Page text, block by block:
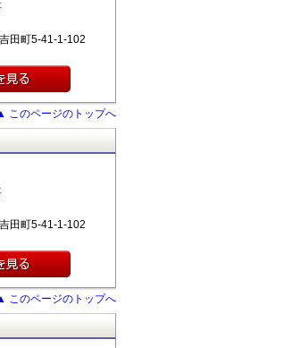
田町5-41-1-102
このページのトップへ
田町5-41-1-102
このページのトップへ